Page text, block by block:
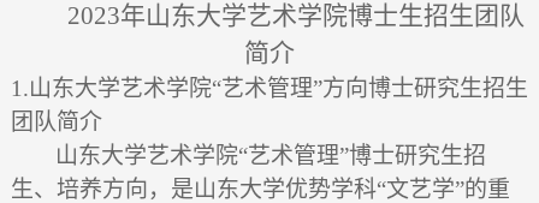
2023年山东大学艺术学院博士生招生团队
简介
1.山东大学艺术学院“艺术管理”方向博士研究生招生
团队简介
山东大学艺术学院“艺术管理”博士研究生招
生、培养方向，是山东大学优势学科“文艺学”的重